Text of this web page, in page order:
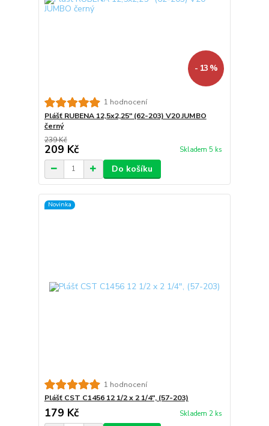
- 13 %
1 hodnocení
Plášť RUBENA 12,5x2,25" (62-203) V20 JUMBO
černý
239 Kč
209 Kč Skladem 5 ks
Do košíku
Novinka
1 hodnocení
Plášť CST C1456 12 1/2 x 2 1/4", (57-203)
179 Kč Skladem 2 ks